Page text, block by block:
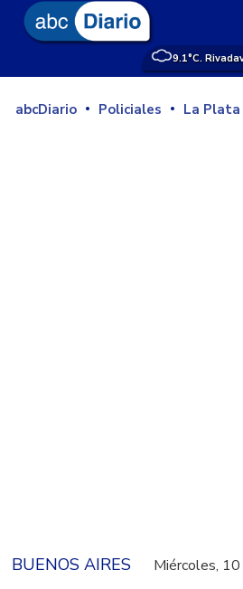
9.1°C.
abcDiario Policiales La Plata
BUENOS AIRES Miércoles,